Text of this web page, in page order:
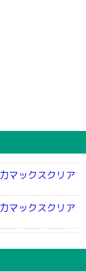
マックスクリア
マックスクリア